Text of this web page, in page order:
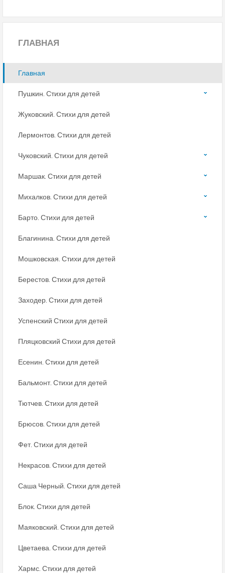
ГЛАВНАЯ
Главная
Пушкин. Стихи для детей
Жуковский. Стихи для детей
Лермонтов. Стихи для детей
Чуковский. Стихи для детей
Маршак. Стихи для детей
Михалков. Стихи для детей
Барто. Стихи для детей
Благинина. Стихи для детей
Мошковская. Стихи для детей
Берестов. Стихи для детей
Заходер. Стихи для детей
Успенский Стихи для детей
Пляцковский Стихи для детей
Есенин. Стихи для детей
Бальмонт. Стихи для детей
Тютчев. Стихи для детей
Брюсов. Стихи для детей
Фет. Стихи для детей
Некрасов. Стихи для детей
Саша Черный. Стихи для детей
Блок. Стихи для детей
Маяковский. Стихи для детей
Цветаева. Стихи для детей
Хармс. Стихи для детей